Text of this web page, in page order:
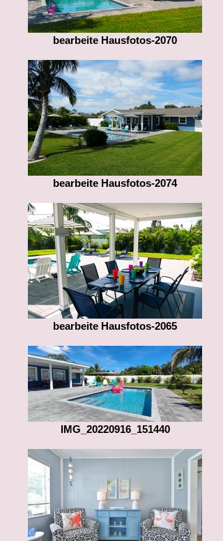
bearbeite Hausfotos-2070
bearbeite Hausfotos-2074
bearbeite Hausfotos-2065
IMG_20220916_151440